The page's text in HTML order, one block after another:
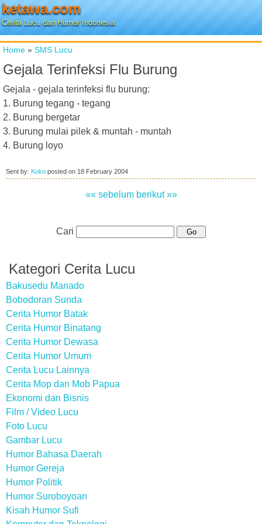
ketawa.com
Cerita Lucu dan Humor Indonesia
Home » SMS Lucu
Gejala Terinfeksi Flu Burung
Gejala - gejala terinfeksi flu burung:
1. Burung tegang - tegang
2. Burung bergetar
3. Burung mulai pilek & muntah - muntah
4. Burung loyo
Sent by: Koko posted on 18 February 2004
«« sebelum berikut »»
Cari
Kategori Cerita Lucu
Bakusedu Manado
Bobodoran Sunda
Cerita Humor Batak
Cerita Humor Binatang
Cerita Humor Dewasa
Cerita Humor Umum
Cerita Lucu Lainnya
Cerita Mop dan Mob Papua
Ekonomi dan Bisnis
Film / Video Lucu
Foto Lucu
Gambar Lucu
Humor Bahasa Daerah
Humor Gereja
Humor Politik
Humor Suroboyoan
Kisah Humor Sufi